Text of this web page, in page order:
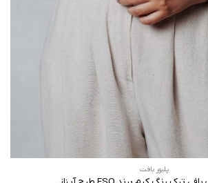
پلیور بافت